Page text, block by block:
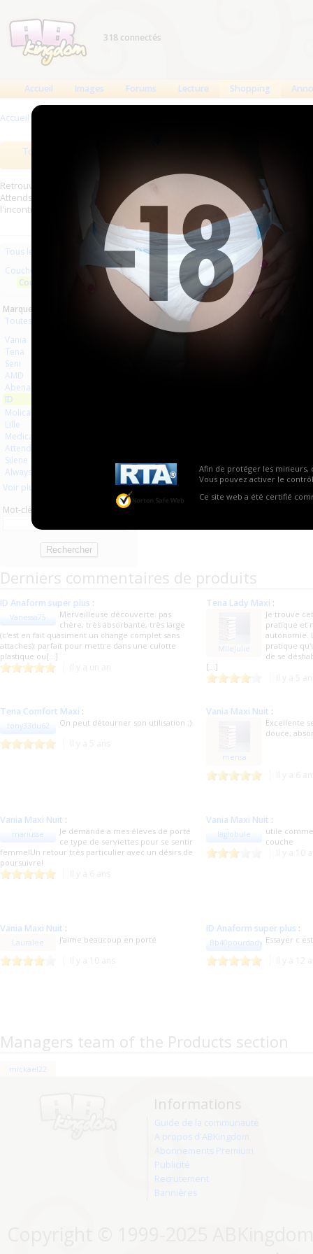
Afin de protéger les mineurs,
Vous pouvez activer le
Ce site web a été certifié
318 connectés
Accueil Images Forums Lecture Shopping
Accueil >
Tous les produits
Retrouverez sur cette page les meilleures couches (Tena, Abena,
Attends, Bambino...) et les meilleurs produits aussi bien pour les
l'incontinence.
Tous les produits
Couches à usage unique
Couches anatomiques
Marques :
Toutes les marques
Vania
Tena
Seni
AMD
Abena
ID
Molicare
Lille
Medicare
Attends
Silene
Always
Voir plus
Mot-clé
Les plus récents Trier par nom
ID Anaform super
plu...
Derniers commentaires de produits
ID Anaform super plus :
Vanessa75
Merveilleuse découverte: pas
chère, très absorbante, très large
(c'est en fait quasiment un change complet sans
attaches): parfait pour mettre dans une culotte
plastique ou[...]
Tena Lady Maxi :
MlleJulie
Je trouve
pratique et
autonomie.
pratique
de se
[...]
Tena Comfort Maxi :
tony33du62 On peut détourner son utilisation ;)
Vania Maxi Nuit :
mensa
Excellente
douce,
Vania Maxi Nuit :
mariusse
Je demande a mes élèves de porté
ce type de serviettes pour se sentir
femme!Un retour très particulier avec un désirs de
poursuivre!
Vania Maxi Nuit :
laglobule
utile
couche
Vania Maxi Nuit :
Lauralee J'aime beaucoup en porté
ID Anaform super plus :
Bb40pourdady Essayer c
Managers team of the Products section
mickael22
Informations
Guide de la communauté
A propos d'ABKingdom
Abonnements Premium
Publicité
Recrutement
Bannières